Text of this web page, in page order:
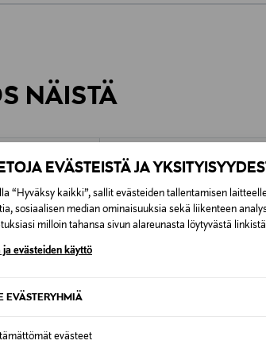
EVÄSTEISTÄ JA
“Hyväksy kaikki”, sallit evästeiden tallentamisen
sosiaalisen median ominaisuuksia sekä liikenteen
milloin tahansa sivun alareunasta löytyvästä
ja evästeiden käyttö
EVÄSTERYHMIÄ
evästeet
Alk. 6,90 €, kun
NÄISTÄ